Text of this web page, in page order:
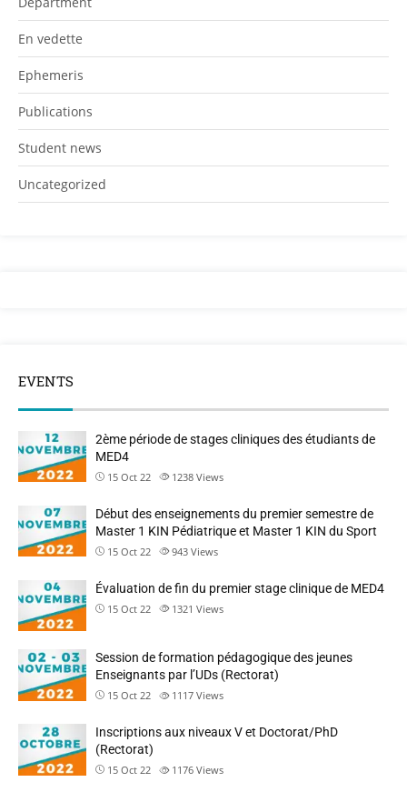
En vedette
Ephemeris
Publications
Student news
Uncategorized
EVENTS
2ème période de stages cliniques des étudiants de
MED4
15 Oct 22 1238 Views
Début des enseignements du premier semestre de
Master 1 KIN Pédiatrique et Master 1 KIN du Sport
15 Oct 22 943 Views
Évaluation de fin du premier stage clinique de MED4
15 Oct 22 1321 Views
Session de formation pédagogique des jeunes
Enseignants par l’UDs (Rectorat)
15 Oct 22 1117 Views
Inscriptions aux niveaux V et Doctorat/PhD
(Rectorat)
15 Oct 22 1176 Views